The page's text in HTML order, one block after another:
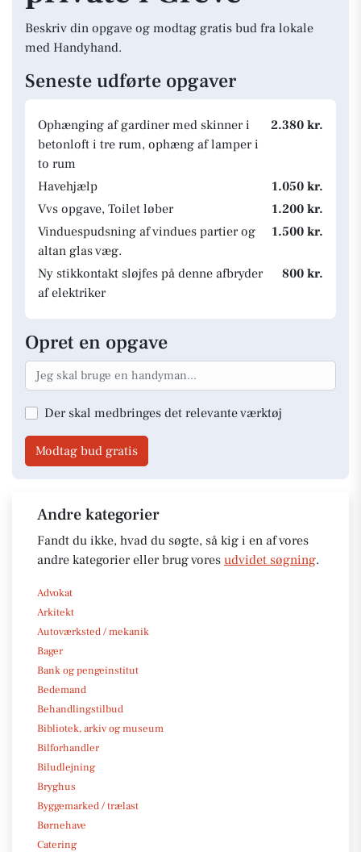
Beskriv din opgave og modtag gratis bud fra lokale
med Handyhand.
Seneste udførte opgaver
Ophænging af gardiner med skinner i
betonloft i tre rum, ophæng af lamper i
to rum
2.380 kr.
Havehjælp
1.050 kr.
Vvs opgave, Toilet løber
1.200 kr.
Vinduespudsning af vindues partier og
altan glas væg.
1.500 kr.
Ny stikkontakt sløjfes på denne afbryder
af elektriker
800 kr.
Opret en opgave
Der skal medbringes det relevante værktøj
Modtag bud gratis
Andre kategorier
Fandt du ikke, hvad du søgte, så kig i en af vores
andre kategorier eller brug vores udvidet søgning.
Advokat
Arkitekt
Autoværksted / mekanik
Bager
Bank og pengeinstitut
Bedemand
Behandlingstilbud
Bibliotek, arkiv og museum
Bilforhandler
Biludlejning
Bryghus
Byggemarked / trælast
Børnehave
Catering